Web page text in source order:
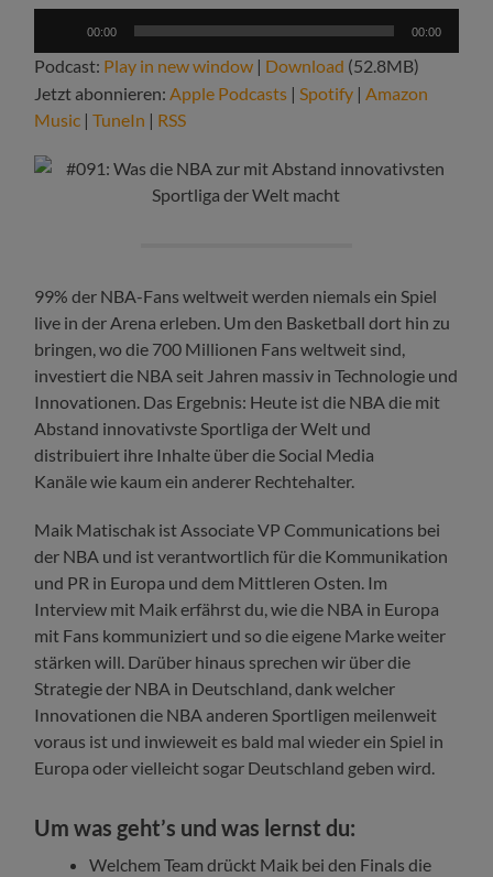
00:00 00:00
Podcast: Play in new window | Download (52.8MB)
Jetzt abonnieren:Apple Podcasts |Spotify |Amazon
Music |TuneIn | RSS
99% der NBA-Fans weltweit werden niemals ein Spiel
live in der Arena erleben. Um den Basketball dort hin zu
bringen, wo die 700 Millionen Fans weltweit sind,
investiert die NBA seit Jahren massiv in Technologie und
Innovationen. Das Ergebnis: Heute ist die NBA die mit
Abstand innovativste Sportliga der Welt und
distribuiert ihre Inhalte über die Social Media
Kanäle wie kaum ein anderer Rechtehalter.
Maik Matischak ist Associate VP Communications bei
der NBA und ist verantwortlich für die Kommunikation
und PR in Europa und dem Mittleren Osten. Im
Interview mit Maik erfährst du, wie die NBA in Europa
mit Fans kommuniziert und so die eigene Marke weiter
stärken will. Darüber hinaus sprechen wir über die
Strategie der NBA in Deutschland, dank welcher
Innovationen die NBA anderen Sportligen meilenweit
voraus ist und inwieweit es bald mal wieder ein Spiel in
Europa oder vielleicht sogar Deutschland geben wird.
Um was geht’s und was lernst du:
Welchem Team drückt Maik bei den Finals die